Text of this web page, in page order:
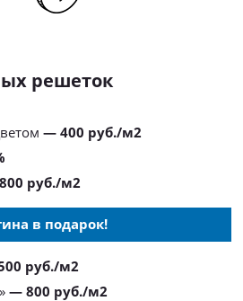
решеток
— 400 руб./м2
руб./м2
в подарок!
руб./м2
— 800 руб./м2